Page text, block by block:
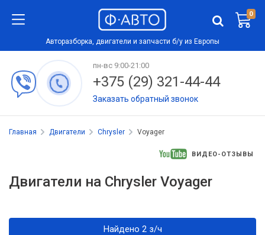
0
Авторазборка, двигатели и запчасти б/у из Европы
пн-вс 9:00-21:00
+375 (29) 321-44-44
Заказать обратный звонок
Главная Двигатели Chrysler Voyager
ВИДЕО-ОТЗЫВЫ
Двигатели на Chrysler Voyager
Найдено 2 з/ч